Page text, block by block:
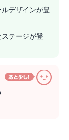
デザインが豊
テージが登